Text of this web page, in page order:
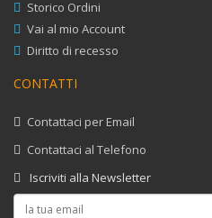
Storico Ordini
Vai al mio Account
Diritto di recesso
CONTATTI
Contattaci per Email
Contattaci al Telefono
Iscriviti alla Newsletter